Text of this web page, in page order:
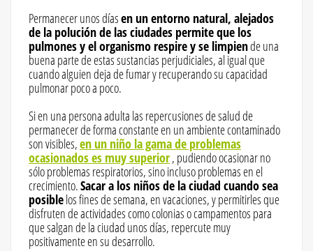
Permanecer unos díasen un entorno natural, alejados
de la polución de las ciudades permite que los
pulmones y el organismo respire y se limpiende una
buena parte de estas sustancias perjudiciales, al igual que
cuando alguien deja de fumar y recuperando su capacidad
pulmonar poco a poco.
Si en una persona adulta las repercusiones de salud de
permanecer de forma constante en un ambiente contaminado
son visibles,en un niño la gama de problemas
ocasionados es muy superior, pudiendo ocasionar no
sólo problemas respiratorios, sino incluso problemas en el
crecimiento.Sacar a los niños de la ciudad cuando sea
posiblelos fines de semana, en vacaciones, y permitirles que
disfruten de actividades como colonias o campamentos para
que salgan de la ciudad unos días, repercute muy
positivamente en su desarrollo.